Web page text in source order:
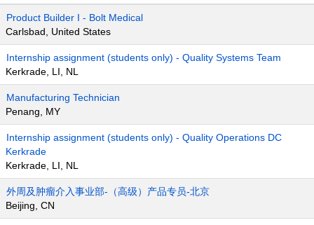
Product Builder I - Bolt Medical
Carlsbad, United States
Internship assignment (students only) - Quality Systems Team
Kerkrade, LI, NL
Manufacturing Technician
Penang, MY
Internship assignment (students only) - Quality Operations DC
Kerkrade
Kerkrade, LI, NL
外周及肿瘤介入事业部-（高级）产品专员-北京
Beijing, CN